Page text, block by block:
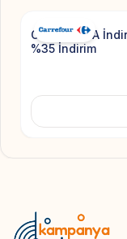
CarrefourSA
%35 İndirim